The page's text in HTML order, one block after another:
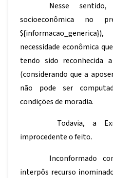
Nesse
socioeconômica no
${informacao_generica}),
necessidade econômica
tendo sido reconhecida a
(considerando que a
não pode ser
condições de moradia.
Todavia, a
improcedente o feito.
Inconformado
interpôs recurso